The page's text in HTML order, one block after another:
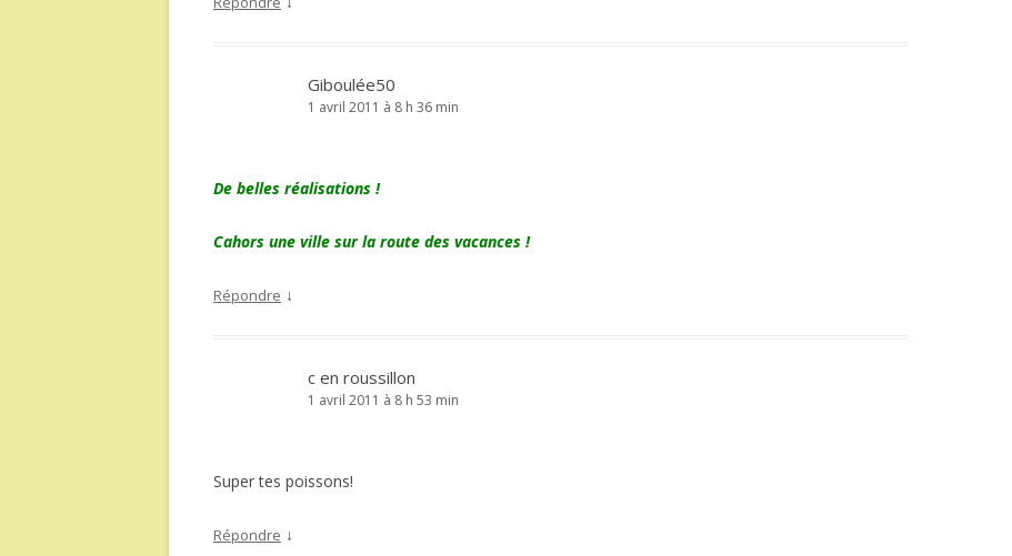
Giboulée50
1 avril 2011 à 8 h 36 min
De belles réalisations !
Cahors une ville sur la route des vacances !
Répondre ↓
c en roussillon
1 avril 2011 à 8 h 53 min
Super tes poissons!
Répondre ↓